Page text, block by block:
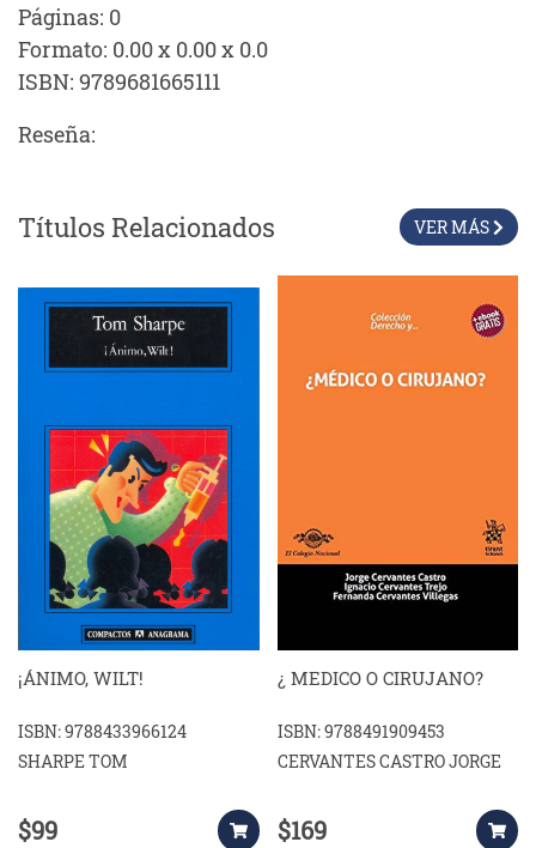
Páginas: 0
Formato: 0.00 x 0.00 x 0.0
ISBN: 9789681665111
Reseña:
Títulos Relacionados VER MÁS
¡ÁNIMO, WILT!
ISBN: 9788433966124
SHARPE TOM
$99
¿ MEDICO O CIRUJANO?
ISBN: 9788491909453
CERVANTES CASTRO JORGE
$169